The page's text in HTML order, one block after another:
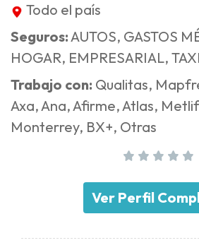
Todo el país
Seguros:AUTOS, GASTOS
HOGAR, EMPRESARIAL,
Trabajo con: Qualitas,
Axa, Ana, Afirme, Atlas,
Monterrey, BX+, Otras
Ver Perfil